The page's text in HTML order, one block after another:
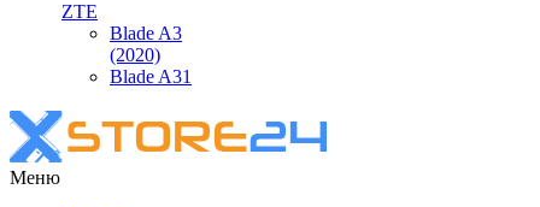
ZTE
Blade A3
(2020)
Blade A31
Меню